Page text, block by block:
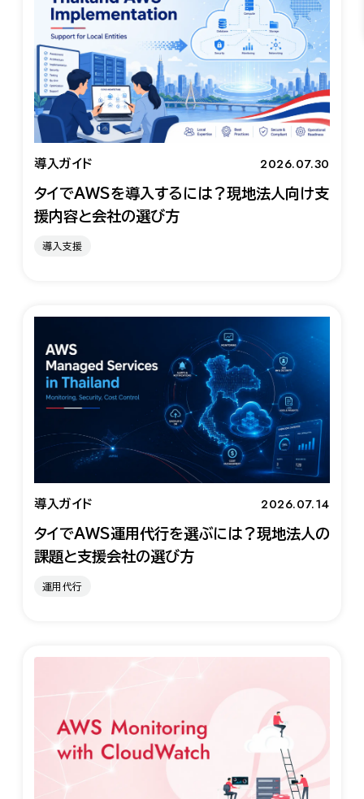
導入ガイド 2026.07.30
タイでAWSを導入するには？現地法人向け支
援内容と会社の選び方
導入支援
導入ガイド 2026.07.14
タイでAWS運用代行を選ぶには？現地法人の
課題と支援会社の選び方
運用代行